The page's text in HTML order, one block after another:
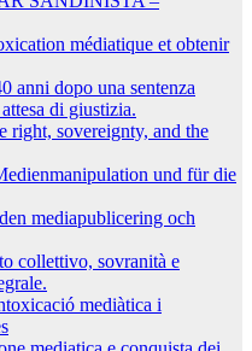
médiatique et obtenir
anni dopo una sentenza
di giustizia.
right, sovereignty, and the
und für die
mediapublicering och
collettivo, sovranità e
mediàtica i